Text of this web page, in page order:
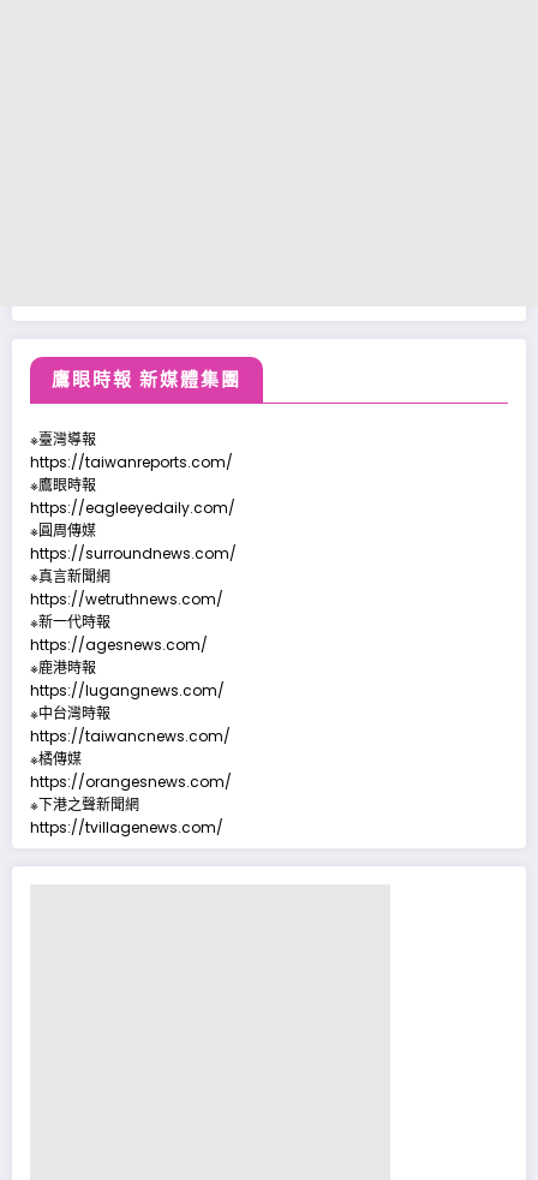
鷹眼時報 新媒體集團
※臺灣導報
https://taiwanreports.com/
※鷹眼時報
https://eagleeyedaily.com/
※圓周傳媒
https://surroundnews.com/
※真言新聞網
https://wetruthnews.com/
※新一代時報
https://agesnews.com/
※鹿港時報
https://lugangnews.com/
※中台灣時報
https://taiwancnews.com/
※橘傳媒
https://orangesnews.com/
※下港之聲新聞網
https://tvillagenews.com/